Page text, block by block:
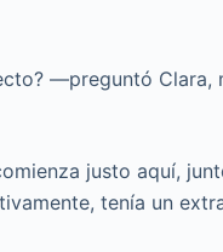
—preguntó Clara,
justo aquí,
tenía un